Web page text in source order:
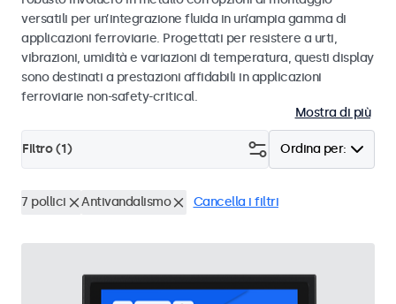
versatili per un’integrazione fluida in un’ampia gamma di
applicazioni ferroviarie. Progettati per resistere a urti,
vibrazioni, umidità e variazioni di temperatura, questi display
sono destinati a prestazioni affidabili in applicazioni
ferroviarie non-safety-critical.
Mostra di più
Ordina per:
Filtro (1)
7 pollici Antivandalismo Cancella i filtri